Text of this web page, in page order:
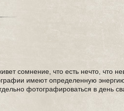
сомнение, что есть нечто, что
имеют определенную
фотографироваться в день